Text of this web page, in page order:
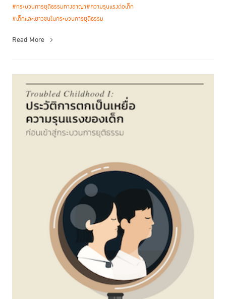
#กระบวนการยุติธรรมทางอาญา#ความรุนแรงต่อเด็ก
#เด็กและเยาวชนในกระบวนการยุติธรรม
Read More